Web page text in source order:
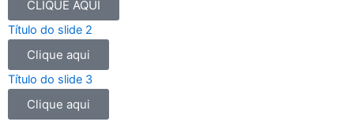
o
o
k
g
r
a
m
b
CLIQUE AQUI
Título do slide 2
Clique aqui
Título do slide 3
Clique aqui